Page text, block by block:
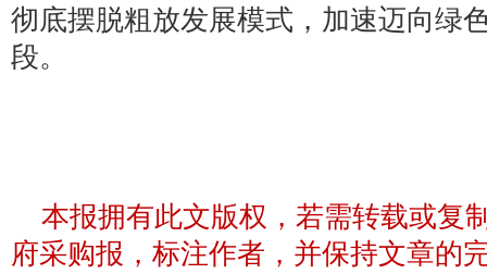
彻底摆脱粗放发展模式，加速迈向绿
段。
本报拥有此文版权，若需转载或复
府采购报，标注作者，并保持文章的